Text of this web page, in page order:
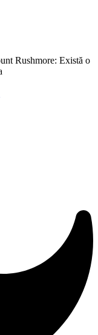
Rushmore: Există o